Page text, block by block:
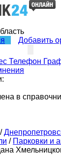
Добавить
Телефон
в
/
/ Парковки и